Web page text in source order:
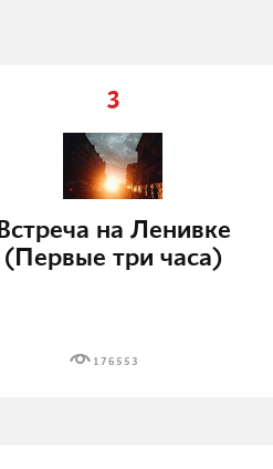
3
Встреча на Ленивке
(Первые три часа)
176553